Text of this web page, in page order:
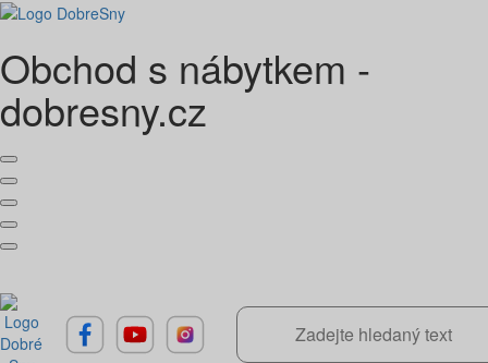
Obchod s nábytkem -
dobresny.cz